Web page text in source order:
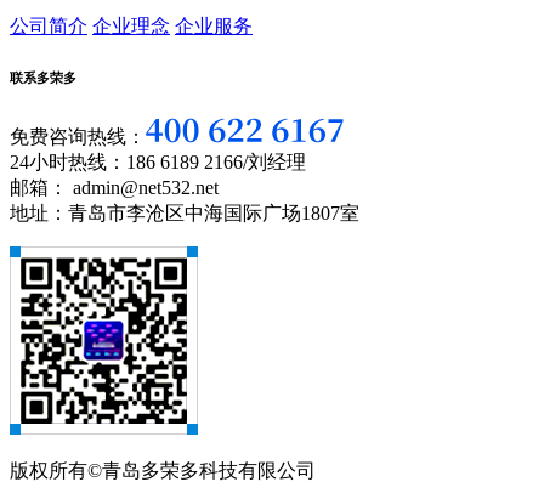
公司简介 企业理念 企业服务
联系多荣多
免费咨询热线：
24小时热线：186 6189 2166/刘经理
邮箱： admin@net532.net
地址：青岛市李沧区中海国际广场1807室
版权所有©青岛多荣多科技有限公司